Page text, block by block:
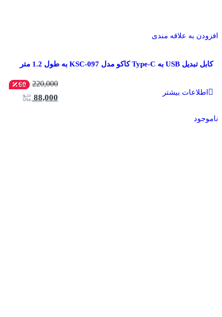
افزودن به علاقه مندی
کابل تبدیل USB به Type-C کاکو مدل KSC-097 به طول 1.2 متر
اطلاعات بیشتر
220,000
60
88,000
ناموجود